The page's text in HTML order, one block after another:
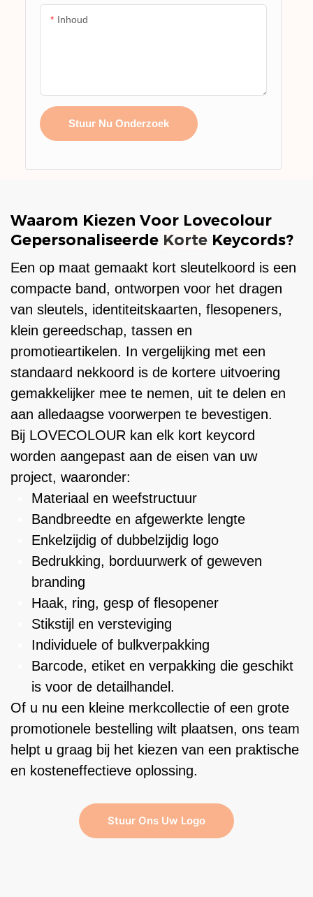
Inhoud
Stuur Nu Onderzoek
Waarom Kiezen Voor Lovecolour
Gepersonaliseerde Korte Keycords?
Een op maat gemaakt kort sleutelkoord is een
compacte band, ontworpen voor het dragen
van sleutels, identiteitskaarten, flesopeners,
klein gereedschap, tassen en
promotieartikelen. In vergelijking met een
standaard nekkoord is de kortere uitvoering
gemakkelijker mee te nemen, uit te delen en
aan alledaagse voorwerpen te bevestigen.
Bij LOVECOLOUR kan elk kort keycord
worden aangepast aan de eisen van uw
project, waaronder:
Materiaal en weefstructuur
Bandbreedte en afgewerkte lengte
Enkelzijdig of dubbelzijdig logo
Bedrukking, borduurwerk of geweven
branding
Haak, ring, gesp of flesopener
Stikstijl en versteviging
Individuele of bulkverpakking
Barcode, etiket en verpakking die geschikt
is voor de detailhandel.
Of u nu een kleine merkcollectie of een grote
promotionele bestelling wilt plaatsen, ons team
helpt u graag bij het kiezen van een praktische
en kosteneffectieve oplossing.
Stuur Ons Uw Logo